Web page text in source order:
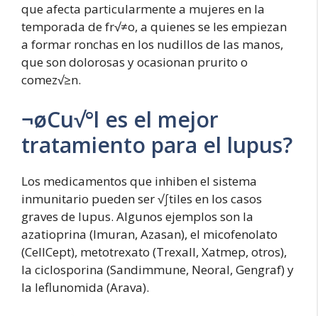
que afecta particularmente a mujeres en la
temporada de fr√≠o, a quienes se les empiezan
a formar ronchas en los nudillos de las manos,
que son dolorosas y ocasionan prurito o
comez√≥n.
¬øCu√°l es el mejor
tratamiento para el lupus?
Los medicamentos que inhiben el sistema
inmunitario pueden ser √∫tiles en los casos
graves de lupus. Algunos ejemplos son la
azatioprina (Imuran, Azasan), el micofenolato
(CellCept), metotrexato (Trexall, Xatmep, otros),
la ciclosporina (Sandimmune, Neoral, Gengraf) y
la leflunomida (Arava).